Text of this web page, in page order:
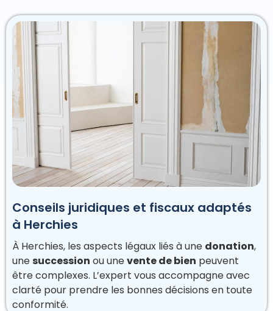
Conseils juridiques et fiscaux adaptés
à Herchies
À Herchies, les aspects légaux liés à une donation,
unesuccession ou unevente de bien peuvent
être complexes. L’expert vous accompagne avec
clarté pour prendre les bonnes décisions en toute
conformité.